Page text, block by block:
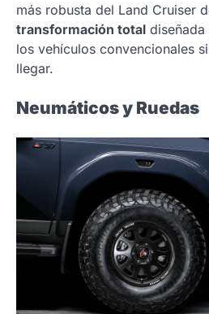
más robusta del Land Cruiser
transformación total
los vehículos convencionales
llegar.
Neumáticos y Ruedas